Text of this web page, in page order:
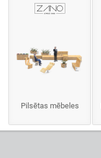
Pilsētas mēbeles